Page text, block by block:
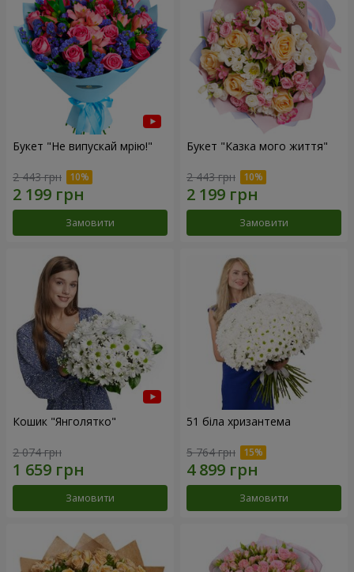
Букет "Не випускай мрію!"
2 443 грн
Замовити
Букет "Казка мого життя"
2 443 грн
Замовити
Кошик "Янголятко"
2 074 грн
Замовити
51 біла хризантема
5 764 грн
Замовити